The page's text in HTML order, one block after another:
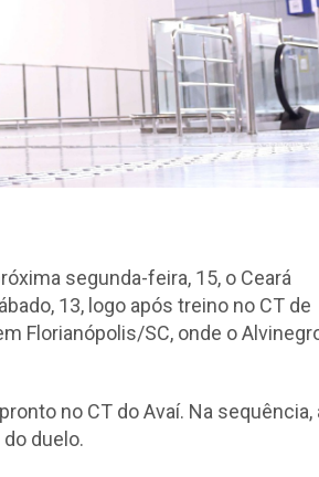
segunda-feira, 15, o Ceará
13, logo após treino no CT de
Florianópolis/SC, onde o
no CT do Avaí. Na sequência,
duelo.